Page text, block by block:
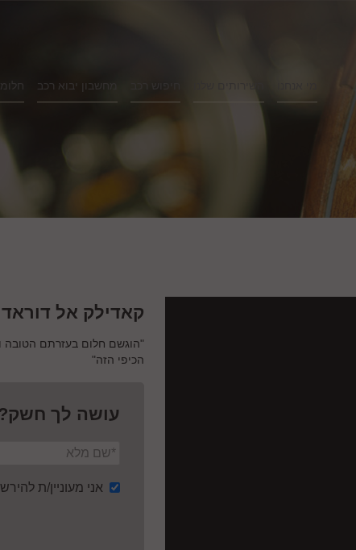
מחשבון יבוא רכב
קאדילק אל דוראדו
"הוגשם חלום בעזרתם הטובה
הכיפי הזה"
עושה לך
אני מעוניין/ת